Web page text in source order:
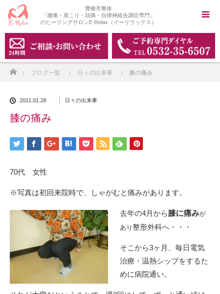
豊橋市整体
「腰痛・肩こり・頭痛・自律神経失調症専門」
のヒーリングサロンE-Relax（イーリラックス）
ブログ一覧 日々の出来事 膝の痛み
2011.01.28 日々の出来事
膝の痛み
70代 女性
※写真は初回来院時で、しゃがむと痛みがあります。
去年の4月から膝に痛みが
あり 整形外科へ・・・
そこから3ヶ月、毎日電気
治療・温熱シップをするた
めに病院通い。